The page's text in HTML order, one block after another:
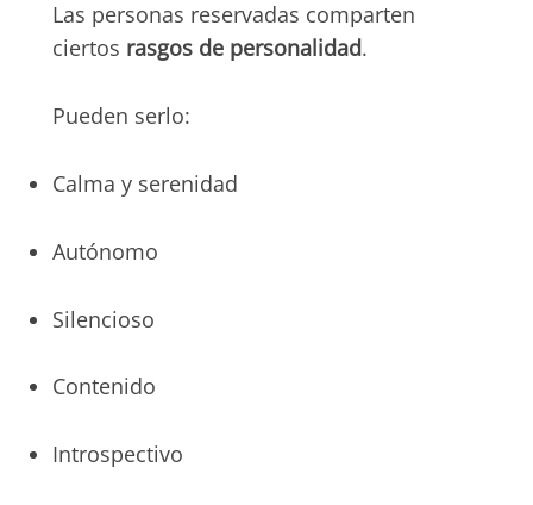
Las personas reservadas comparten
ciertos rasgos de personalidad.
Pueden serlo:
Calma y serenidad
Autónomo
Silencioso
Contenido
Introspectivo